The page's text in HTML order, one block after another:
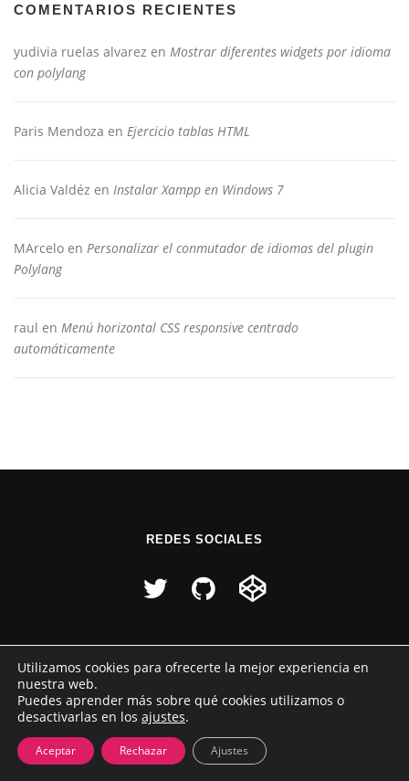
COMENTARIOS RECIENTES
yudivia ruelas alvarez en Mostrar diferentes widgets por idioma
con polylang
Paris Mendoza en Ejercicio tablas HTML
Alicia Valdéz en Instalar Xampp en Windows 7
MArcelo en Personalizar el conmutador de idiomas del plugin
Polylang
raul en Menú horizontal CSS responsive centrado
automáticamente
REDES SOCIALES
Copyright © 2026 Raúl Pérez
FameThemes
Utilizamos cookies para ofrecerte la mejor experiencia en
nuestra web.
Puedes aprender más sobre qué cookies utilizamos o
desactivarlas en los ajustes.
Aceptar Rechazar Ajustes